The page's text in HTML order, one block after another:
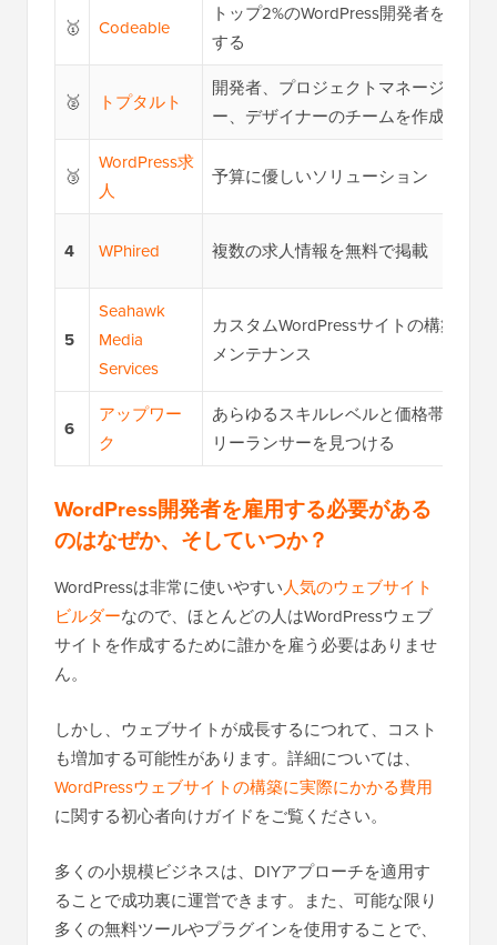
🥇 Codeable
トップ2%のWordPress開発者を雇用
する
🥈 トプタルト
開発者、プロジェクトマネージャ
ー、デザイナーのチームを作成
🥉
WordPress求
人
予算に優しいソリューション
4 WPhired 複数の求人情報を無料で掲載
5
Seahawk
Media
Services
カスタムWordPressサイトの構築と
メンテナンス
6
アップワー
ク
あらゆるスキルレベルと価格帯のフ
リーランサーを見つける
WordPress開発者を雇用する必要がある
のはなぜか、そしていつか？
WordPressは非常に使いやすい人気のウェブサイト
ビルダーなので、ほとんどの人はWordPressウェブ
サイトを作成するために誰かを雇う必要はありませ
ん。
しかし、ウェブサイトが成長するにつれて、コスト
も増加する可能性があります。詳細については、
WordPressウェブサイトの構築に実際にかかる費用
に関する初心者向けガイドをご覧ください。
多くの小規模ビジネスは、DIYアプローチを適用す
ることで成功裏に運営できます。また、可能な限り
多くの無料ツールやプラグインを使用することで、